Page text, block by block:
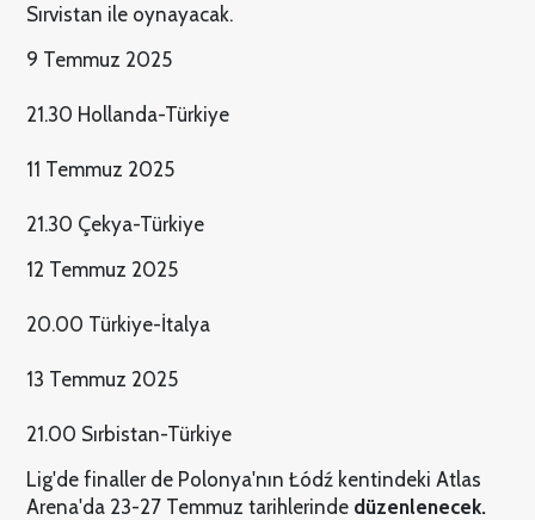
Sırvistan ile oynayacak.
9 Temmuz 2025
21.30 Hollanda-Türkiye
11 Temmuz 2025
21.30 Çekya-Türkiye
12 Temmuz 2025
20.00 Türkiye-İtalya
13 Temmuz 2025
21.00 Sırbistan-Türkiye
Lig'de finaller de Polonya'nın Łódź kentindeki Atlas
Arena'da 23-27 Temmuz tarihlerinde düzenlenecek.